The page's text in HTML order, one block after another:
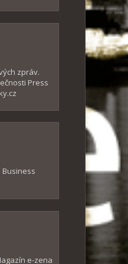
zpráv.
Press
e-zena